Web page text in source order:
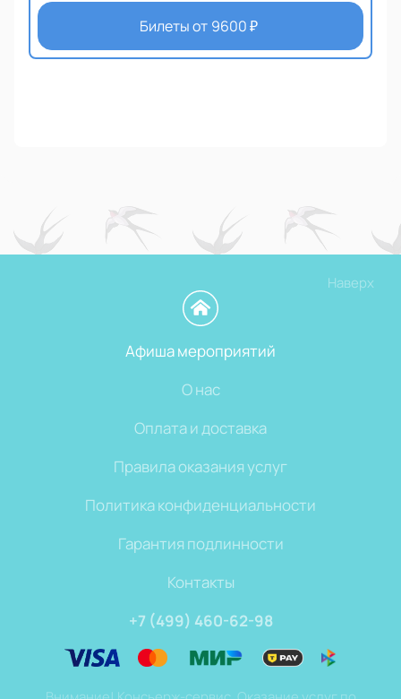
Билеты от 9600₽
Наверх
Афиша мероприятий
О нас
Оплата и доставка
Правила оказания услуг
Политика конфиденциальности
Гарантия подлинности
Контакты
+7 (499) 460-62-98